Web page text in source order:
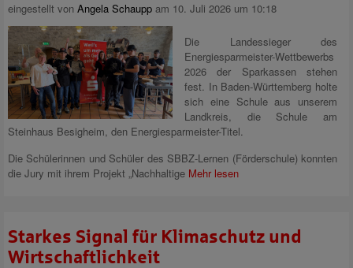
eingestellt von Angela Schaupp am 10. Juli 2026 um 10:18
Die Landessieger des
Energiesparmeister-Wettbewerbs
2026 der Sparkassen stehen
fest. In Baden-Württemberg holte
sich eine Schule aus unserem
Landkreis, die Schule am
Steinhaus Besigheim, den Energiesparmeister-Titel.
Die Schülerinnen und Schüler des SBBZ-Lernen (Förderschule) konnten
die Jury mit ihrem Projekt „Nachhaltige Mehr lesen
Starkes Signal für Klimaschutz und
Wirtschaftlichkeit